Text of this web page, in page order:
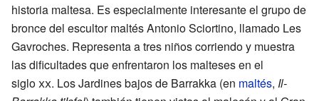
historia maltesa. Es especialmente interesante el grupo de
bronce del escultor maltés Antonio Sciortino, llamado Les
Gavroches. Representa a tres niños corriendo y muestra
las dificultades que enfrentaron los malteses en el
sigloxx. Los Jardines bajos de Barrakka (en maltés, Il-